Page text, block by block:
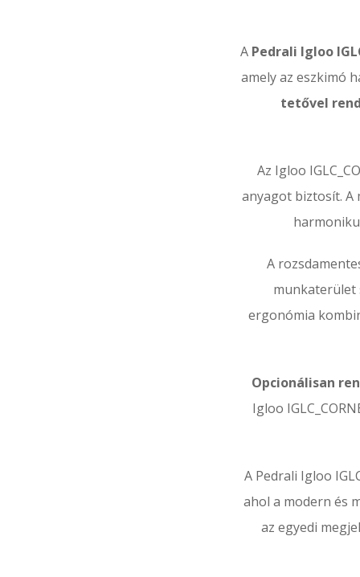
A Pedrali Igloo
amely az eszkimó
tetővel
Az Igloo
anyagot biztosít. A
A
munkaterület
ergonómia
Opcionálisan
Igloo
A Pedrali Igloo
ahol a modern és
az egyedi